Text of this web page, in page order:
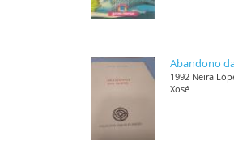
Abandono
1992 Neira
Xosé